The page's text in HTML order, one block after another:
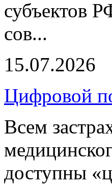
субъектов
сов...
15.07.2026
Цифровой
Всем
доступны